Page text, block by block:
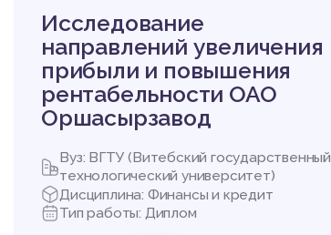
Исследование
направлений увеличения
прибыли и повышения
рентабельности ОАО
Оршасырзавод
Вуз: ВГТУ (Витебский государственный
технологический университет)
Дисциплина: Финансы и кредит
Тип работы: Диплом